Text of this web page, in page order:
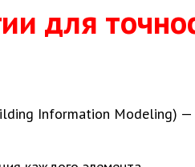
для
Information Modeling)